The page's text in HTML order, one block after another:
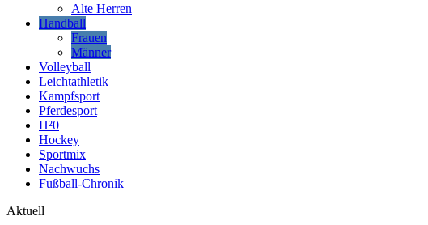
Alte Herren
Handball
Frauen
Männer
Volleyball
Leichtathletik
Kampfsport
Pferdesport
H²0
Hockey
Sportmix
Nachwuchs
Fußball-Chronik
Aktuell